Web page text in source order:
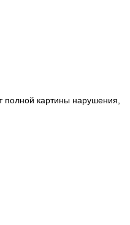
полной картины нарушения,